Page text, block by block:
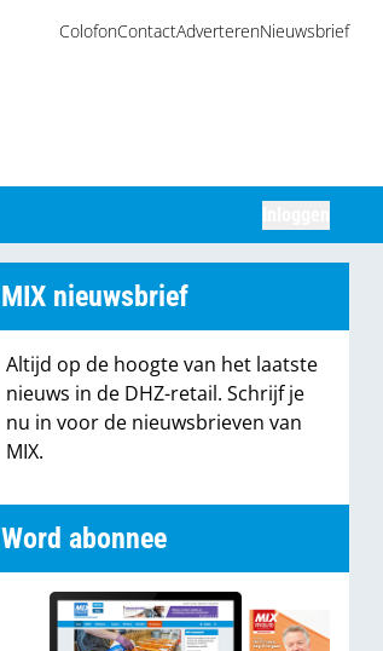
ColofonContactAdverterenNieuwsbrief
MIX nieuwsbrief
Altijd op de hoogte van het laatste
nieuws in de DHZ-retail. Schrijf je
nu in voor de nieuwsbrieven van
MIX.
Word abonnee